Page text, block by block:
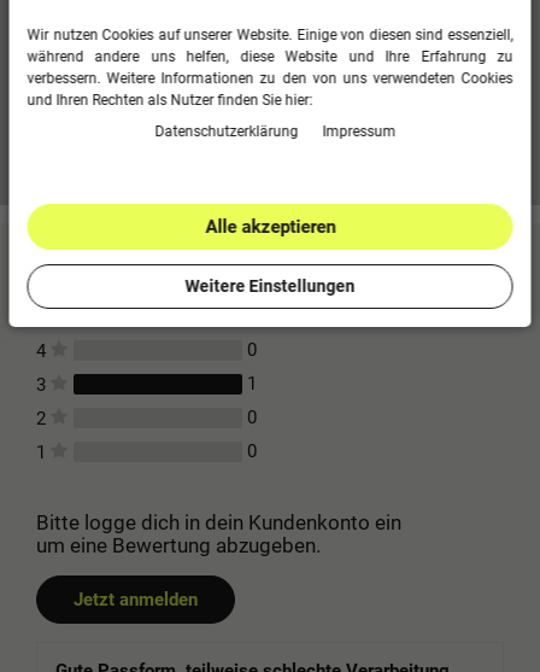
100 % Polyester, 1500 mm PU
Wattierung: 100 % Polyester, Innenfutter: 100 % Polyester
Kundenbewertungen (1)
0
4
0
3
1
2
0
1
0
Bitte logge dich in dein Kundenkonto ein
um eine Bewertung abzugeben.
Jetzt anmelden
Wir nutzen Cookies auf unserer Website. Einige von diesen sind essenziell,
während andere uns helfen, diese Website und Ihre Erfahrung zu
verbessern. Weitere Informationen zu den von uns verwendeten Cookies
und Ihren Rechten als Nutzer finden Sie hier:
Daten­schutz­erklärung
Impressum
Alle akzeptieren
Weitere Einstellungen